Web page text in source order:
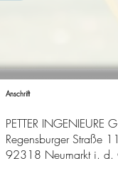
Anschrift
PETTER INGENIEURE
Regensburger Straße
92318 Neumarkt i. d.